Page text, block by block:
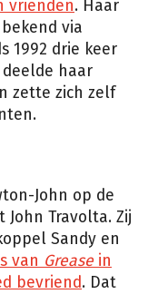
vrienden. Haar
via
1992 drie keer
haar
zette zich zelf
John op de
Travolta. Zij
Sandy en
van Greasein
bevriend. Dat